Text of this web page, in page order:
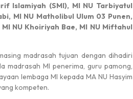
Islamiyah (SMI), MI NU Tarbiyatul
MI NU Matholibul Ulum 03 Punen,
NU Khoiriyah Bae, MI NU Miftahul
madrasah tujuan dengan dihadiri
madrasah MI penerima, guru pamong,
lembaga MI kepada MA NU Hasyim
kompeten.